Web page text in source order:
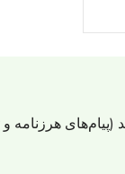
(پیام‌های